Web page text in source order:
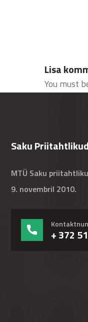
Lisa
You must
Saku
MTÜ Saku
9. novembril 2010.
+ 372